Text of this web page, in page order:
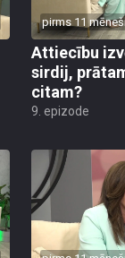
pirms 11
Attiecību
sirdij,
citam?
9. epizode